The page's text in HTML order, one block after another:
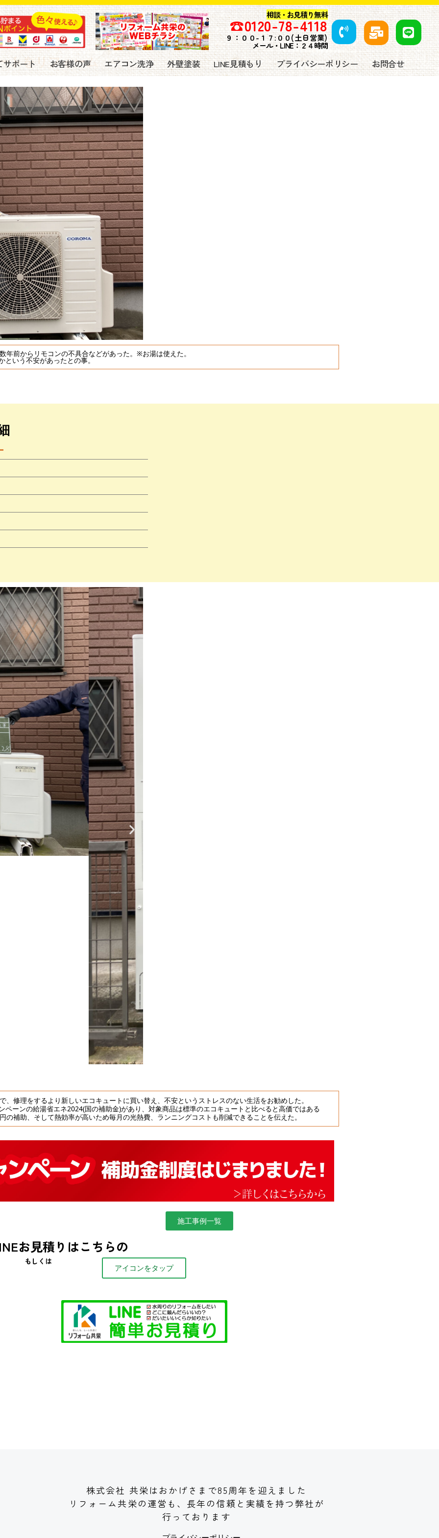
相談・お見積り無料
☎️0120-78-4118
９：００-１７:００(土日営業)
メール・LINE：２４時間
ポート お客様の声 エアコン洗浄 外壁塗装 LINE見積もり プライバシーポリシー お問合せ
トをリフォーム
年前からリモコンの不具合などがあった。※お湯は使えた。
という不安があったとの事。
、修理をするより新しいエコキュートに買い替え、不安というストレスのない生活をお勧めした。
ペーンの給湯省エネ2024(国の補助金)があり、対象商品は標準のエコキュートと比べると高価ではある
の補助、そして熱効率が高いため毎月の光熱費、ランニングコストも削減できることを伝えた。
施工事例一覧
お見積りはこちらの
もしくは
アイコンをタップ
株式会社 共栄はおかげさまで85周年を迎えました
リフォーム共栄の運営も、長年の信頼と実績を持つ弊社が
行っております